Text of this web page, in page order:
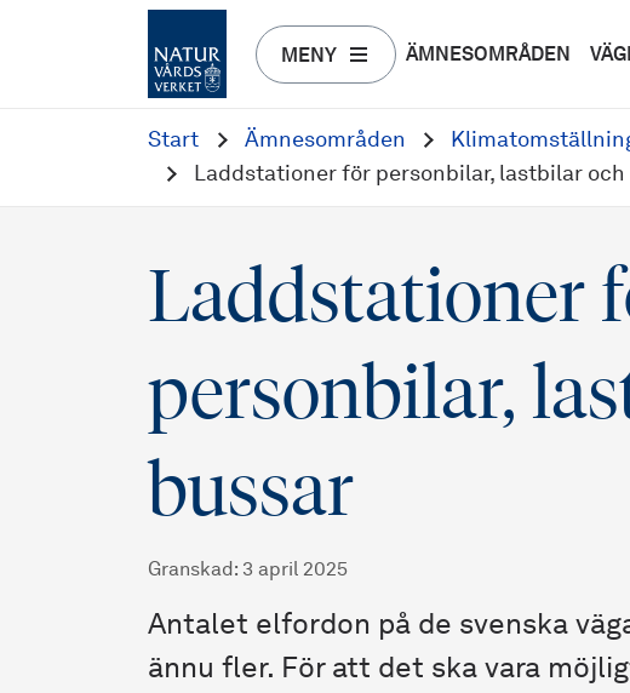
MENY ÄMNESOMRÅDEN
Start Ämnesområden
Laddstationer för personbilar, lastbilar och
Laddstationer
personbilar,
bussar
Granskad : 3 april 2025
Antalet elfordon på de svenska
ännu fler. För att det ska vara